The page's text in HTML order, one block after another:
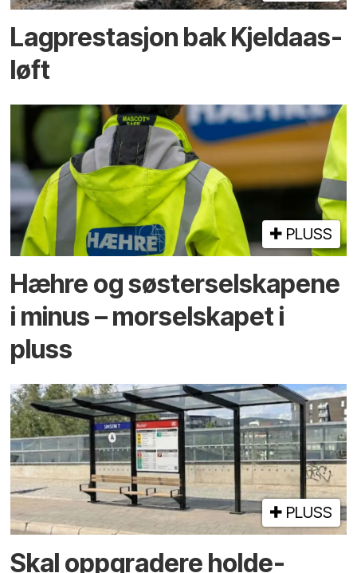
Lagprestasjon bak Kjeldaas-
løft
PLUSS
Hæhre og søster­selskapene
i minus – mor­selskapet i
pluss
PLUSS
Skal oppgradere holde­